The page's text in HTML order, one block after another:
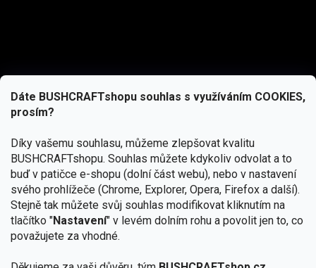
Dáte BUSHCRAFTshopu souhlas s využíváním COOKIES,
prosím?
Díky vašemu souhlasu, můžeme zlepšovat kvalitu
BUSHCRAFTshopu. Souhlas můžete kdykoliv odvolat a to
buď v patičce e-shopu (dolní část webu), nebo v nastavení
svého prohlížeče (Chrome, Explorer, Opera, Firefox a další).
Stejně tak můžete svůj souhlas modifikovat kliknutím na
tlačítko "Nastavení" v levém dolním rohu a povolit jen to, co
považujete za vhodné.